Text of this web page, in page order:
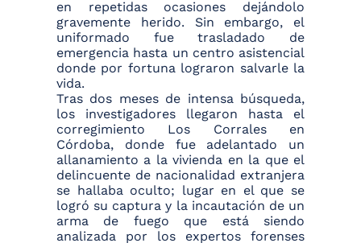
en repetidas ocasiones dejándolo
gravemente herido. Sin embargo, el
uniformado fue trasladado de
emergencia hasta un centro asistencial
donde por fortuna lograron salvarle la
vida.
Tras dos meses de intensa búsqueda,
los investigadores llegaron hasta el
corregimiento Los Corrales en
Córdoba, donde fue adelantado un
allanamiento a la vivienda en la que el
delincuente de nacionalidad extranjera
se hallaba oculto; lugar en el que se
logró su captura y la incautación de un
arma de fuego que está siendo
analizada por los expertos forenses